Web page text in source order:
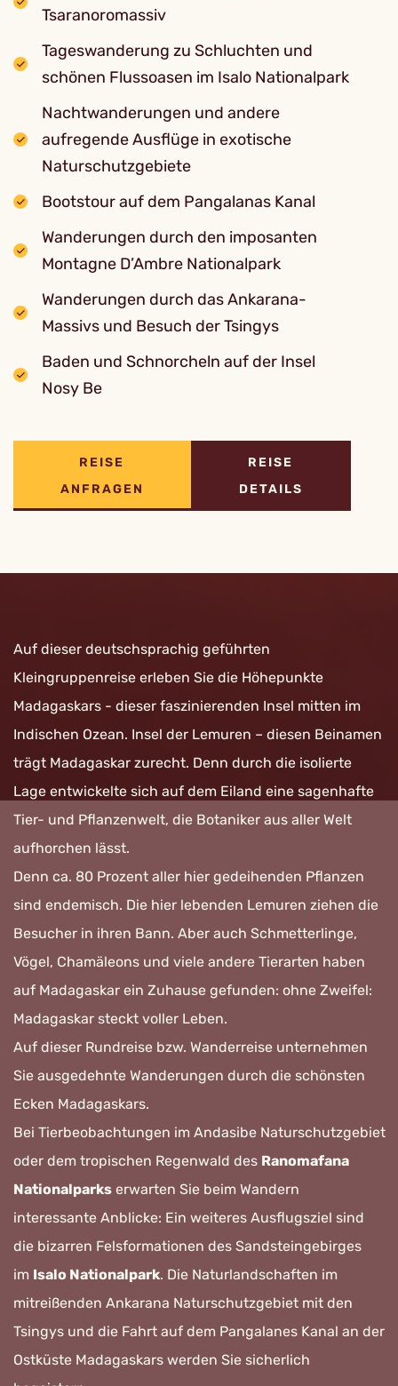
Tsaranoromassiv
Tageswanderung zu Schluchten und
schönen Flussoasen im Isalo Nationalpark
Nachtwanderungen und andere
aufregende Ausflüge in exotische
Naturschutzgebiete
Bootstour auf dem Pangalanas Kanal
Wanderungen durch den imposanten
Montagne D’Ambre Nationalpark
Wanderungen durch das Ankarana-
Massivs und Besuch der Tsingys
Baden und Schnorcheln auf der Insel
Nosy Be
REISE
ANFRAGEN
REISE
DETAILS
Auf dieser deutschsprachig geführten
Kleingruppenreise erleben Sie die Höhepunkte
Madagaskars - dieser faszinierenden Insel mitten im
Indischen Ozean. Insel der Lemuren – diesen Beinamen
trägt Madagaskar zurecht. Denn durch die isolierte
Lage entwickelte sich auf dem Eiland eine sagenhafte
Tier- und Pflanzenwelt, die Botaniker aus aller Welt
aufhorchen lässt.
Denn ca. 80 Prozent aller hier gedeihenden Pflanzen
sind endemisch. Die hier lebenden Lemuren ziehen die
Besucher in ihren Bann. Aber auch Schmetterlinge,
Vögel, Chamäleons und viele andere Tierarten haben
auf Madagaskar ein Zuhause gefunden: ohne Zweifel:
Madagaskar steckt voller Leben.
Auf dieser Rundreise bzw. Wanderreise unternehmen
Sie ausgedehnte Wanderungen durch die schönsten
Ecken Madagaskars.
Bei Tierbeobachtungen im Andasibe Naturschutzgebiet
oder dem tropischen Regenwald des Ranomafana
Nationalparks erwarten Sie beim Wandern
interessante Anblicke: Ein weiteres Ausflugsziel sind
die bizarren Felsformationen des Sandsteingebirges
im Isalo Nationalpark. Die Naturlandschaften im
mitreißenden Ankarana Naturschutzgebiet mit den
Tsingys und die Fahrt auf dem Pangalanes Kanal an der
Ostküste Madagaskars werden Sie sicherlich